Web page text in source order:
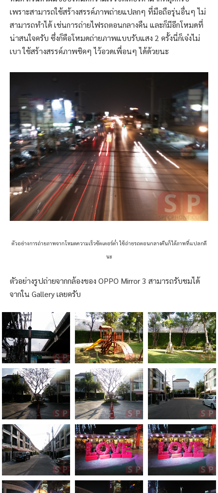
เพราะสามารถใช้สร้างสรรค์ภาพถ่ายแปลกๆ ที่มือถือรุ่นอื่นๆ ไม่
สามารถทำได้ เช่นการถ่ายไฟรถตอนกลางคืน และก็มีอีกโหมดที่
น่าสนใจครับ ซึ่งก็คือโหมดถ่ายภาพแบบรับแสง 2 ครั้งนี่ก็เจ๋งไม่
เบา ใช้สร้างสรรค์ภาพชิคๆ ไว้อวดเพื่อนๆ ได้ด้วยนะ
ตัวอย่างการถ่ายภาพจากโหมดความเร็วชัตเตอร์ต่ำ ใช้ถ่ายรถตอนกลางคืนก็ได้ภาพที่แปลกดี
นะ
ตัวอย่างรูปถ่ายจากกล้องของ OPPO Mirror 3 สามารถรับชมได้
จากใน Gallery เลยครับ